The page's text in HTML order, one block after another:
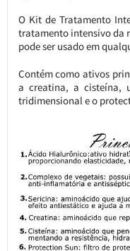
O Kit de Tratamento
tratamento intensivo da
pode ser usado em
Contém como ativos
a creatina, a cisteína,
tridimensional e o